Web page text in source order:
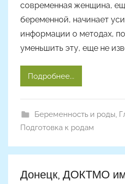
ю
к
современная женщина,
беременной, начинает
информации о методах,
уменьшить эту, еще не
Подробнее...
Беременность и роды,
Подготовка к родам
Донецк, ДОКТМО